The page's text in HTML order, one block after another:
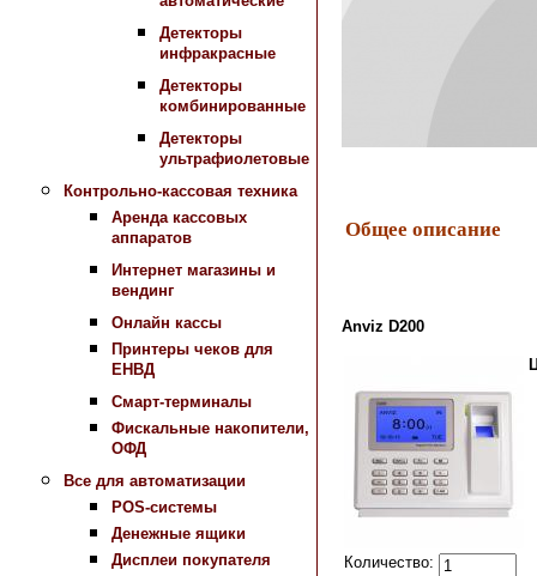
Детекторы
инфракрасные
Детекторы
комбинированные
Детекторы
ультрафиолетовые
Контрольно-кассовая техника
Аренда кассовых
аппаратов
Интернет магазины и
вендинг
Онлайн кассы
Принтеры чеков для
ЕНВД
Смарт-терминалы
Фискальные накопители,
ОФД
Все для автоматизации
POS-системы
Денежные ящики
Дисплеи покупателя
Общее описание
Anviz D200
Количество: